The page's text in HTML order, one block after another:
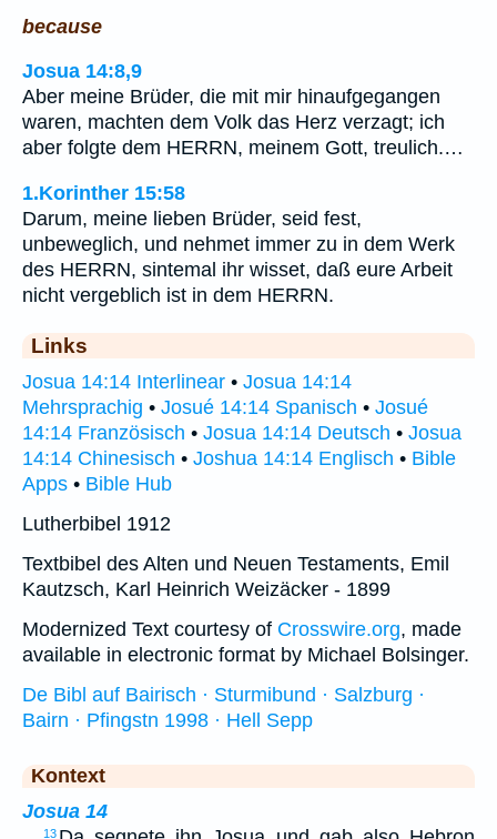
because
Josua 14:8,9
Aber meine Brüder, die mit mir hinaufgegangen
waren, machten dem Volk das Herz verzagt; ich
aber folgte dem HERRN, meinem Gott, treulich.…
1.Korinther 15:58
Darum, meine lieben Brüder, seid fest,
unbeweglich, und nehmet immer zu in dem Werk
des HERRN, sintemal ihr wisset, daß eure Arbeit
nicht vergeblich ist in dem HERRN.
Links
Josua 14:14 Interlinear • Josua 14:14
Mehrsprachig • Josué 14:14 Spanisch • Josué
14:14 Französisch • Josua 14:14 Deutsch • Josua
14:14 Chinesisch • Joshua 14:14 Englisch • Bible
Apps • Bible Hub
Lutherbibel 1912
Textbibel des Alten und Neuen Testaments, Emil
Kautzsch, Karl Heinrich Weizäcker - 1899
Modernized Text courtesy of Crosswire.org, made
available in electronic format by Michael Bolsinger.
De Bibl auf Bairisch · Sturmibund · Salzburg ·
Bairn · Pfingstn 1998 · Hell Sepp
Kontext
Josua 14
13